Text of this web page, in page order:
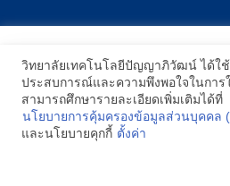
SHOW
2021 All Rights Reserved ©
เราใช้คุกกี้เพื่อเพิ่มประสิทธิภาพ และประส
เว็บไซต์ เมื่อคุณกดยอมรับเราจะสามาร
คุณได้โดยเฉพาะ และหากคุณต้องการเป
สามารถเลือกตั้งค่าความยินยอมการใช้คุ
อ่านนโยบายคุกกี้เพิ่มเติม
วิทยาลัยเทคโนโลยีปัญญาภิวัฒน์ ได้ใช้
ประสบการณ์และความพึงพอใจในการ
สามารถศึกษารายละเอียดเพิ่มเติมได้ที่
นโยบายการคุ้มครองข้อมูลส่วนบุคคล
และนโยบายคุกกี้ ตั้งค่า